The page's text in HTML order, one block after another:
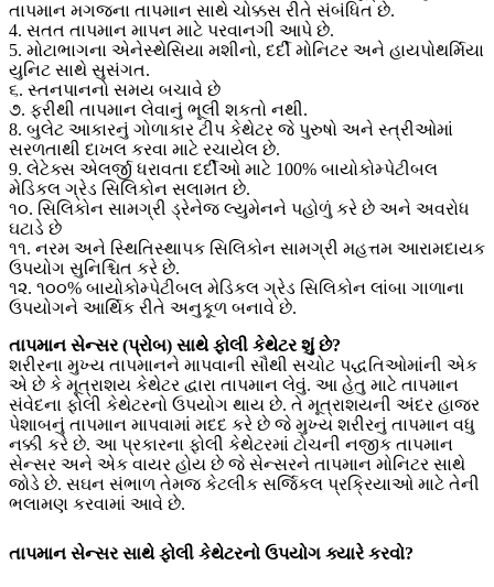
તાપમાન મગજના તાપમાન સાથે ચોક્કસ રીતે સંબંધિત છે.
4. સતત તાપમાન માપન માટે પરવાનગી આપે છે.
5. મોટાભાગના એનેસ્થેસિયા મશીનો, દર્દી મોનિટર અને હાયપોથર્મિયા
યુનિટ સાથે સુસંગત.
૬. સ્તનપાનનો સમય બચાવે છે
૭. ફરીથી તાપમાન લેવાનું ભૂલી શકતો નથી.
8. બુલેટ આકારનું ગોળાકાર ટીપ કેથેટર જે પુરુષો અને સ્ત્રીઓમાં
સરળતાથી દાખલ કરવા માટે રચાયેલ છે.
9. લેટેક્સ એલર્જી ધરાવતા દર્દીઓ માટે 100% બાયોકોમ્પેટીબલ
મેડિકલ ગ્રેડ સિલિકોન સલામત છે.
૧૦. સિલિકોન સામગ્રી ડ્રેનેજ લ્યુમેનને પહોળું કરે છે અને અવરોધ
ઘટાડે છે
૧૧. નરમ અને સ્થિતિસ્થાપક સિલિકોન સામગ્રી મહત્તમ આરામદાયક
ઉપયોગ સુનિશ્ચિત કરે છે.
૧૨. ૧૦૦% બાયોકોમ્પેટીબલ મેડિકલ ગ્રેડ સિલિકોન લાંબા ગાળાના
ઉપયોગને આર્થિક રીતે અનુકૂળ બનાવે છે.
તાપમાન સેન્સર (પ્રોબ) સાથે ફોલી કેથેટર શું છે?
શરીરના મુખ્ય તાપમાનને માપવાની સૌથી સચોટ પદ્ધતિઓમાંની એક
એ છે કે મૂત્રાશય કેથેટર દ્વારા તાપમાન લેવું. આ હેતુ માટે તાપમાન
સંવેદના ફોલી કેથેટરનો ઉપયોગ થાય છે. તે મૂત્રાશયની અંદર હાજર
પેશાબનું તાપમાન માપવામાં મદદ કરે છે જે મુખ્ય શરીરનું તાપમાન વધુ
નક્કી કરે છે. આ પ્રકારના ફોલી કેથેટરમાં ટોચની નજીક તાપમાન
સેન્સર અને એક વાયર હોય છે જે સેન્સરને તાપમાન મોનિટર સાથે
જોડે છે. સઘન સંભાળ તેમજ કેટલીક સર્જિકલ પ્રક્રિયાઓ માટે તેની
ભલામણ કરવામાં આવે છે.
તાપમાન સેન્સર સાથે ફોલી કેથેટરનો ઉપયોગ ક્યારે કરવો?